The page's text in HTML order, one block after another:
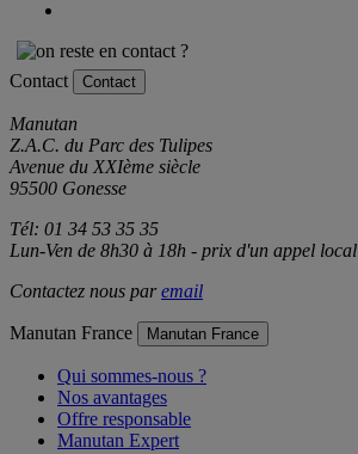
Contact Contact
Manutan
Z.A.C. du Parc des Tulipes
Avenue du XXIème siècle
95500 Gonesse
Tél: 01 34 53 35 35
Lun-Ven de 8h30 à 18h - prix d'un appel local
Contactez nous paremail
Manutan France Manutan France
Qui sommes-nous ?
Nos avantages
Offre responsable
Manutan Expert